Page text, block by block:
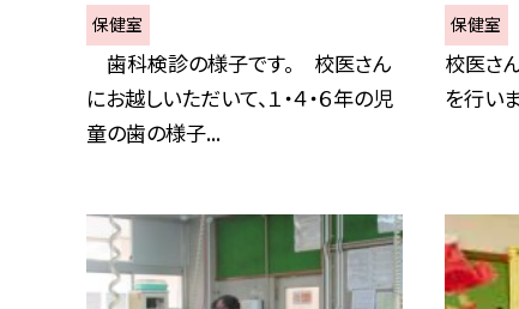
保健室
歯科検診の様子です。 校医さん
にお越しいただいて、１・４・６年の児
童の歯の様子...
保健室
校医さ
を行い